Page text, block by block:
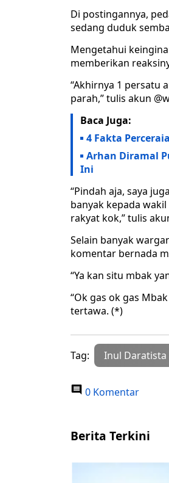
Di postingannya,
sedang duduk
Mengetahui
memberikan
“Akhirnya 1 persatu
parah,” tulis akun
Baca Juga:
4 Fakta
Arhan Diramal
Ini
“Pindah aja, saya
banyak kepada
rakyat kok,” tulis
Selain banyak
komentar bernada
“Ya kan situ mbak
“Ok gas ok gas
tertawa. (*)
Tag: Inul Daratista
0 Komentar
Berita Terkini